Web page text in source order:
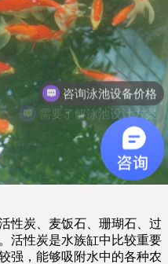
性炭、麦饭石、珊瑚石、过
活性炭是水族缸中比较重要
强，能够吸附水中的各种农
需要了解泳池设计方案
咨询泳池设备价格